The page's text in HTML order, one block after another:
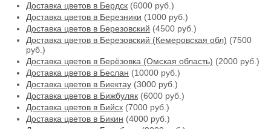
Доставка цветов в Бердск (6000 руб.)
Доставка цветов в Березники (1000 руб.)
Доставка цветов в Березовский (4500 руб.)
Доставка цветов в Березовский (Кемеровская обл) (7500
руб.)
Доставка цветов в Берёзовка (Омская область) (2000 руб.)
Доставка цветов в Беслан (10000 руб.)
Доставка цветов в Биектау (3000 руб.)
Доставка цветов в Бижбуляк (6000 руб.)
Доставка цветов в Бийск (7000 руб.)
Доставка цветов в Бикин (4000 руб.)